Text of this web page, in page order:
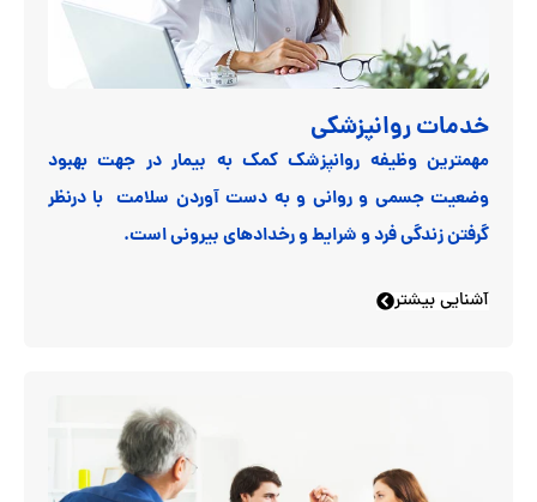
خدمات روانپزشکی
مهمترین وظیفه روانپزشک کمک به بیمار در جهت بهبود
وضعیت جسمی و روانی و به دست آوردن سلامت با درنظر
گرفتن زندگی فرد و شرایط و رخدادهای بیرونی است.
آشنایی بیشتر